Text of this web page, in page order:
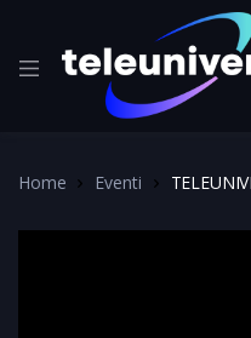
Home Eventi